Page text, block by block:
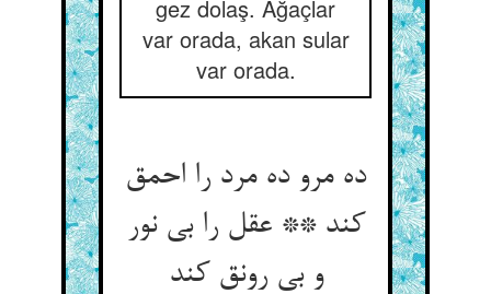
gez dolaş. Ağaçlar
var orada, akan sular
var orada.
ده مرو ده مرد را احمق
کند ** عقل را بی نور
و بی رونق کند